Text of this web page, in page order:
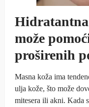
može
proširenih
Masna koža ima
ulja kože, što može
mitesera ili akni. Kada